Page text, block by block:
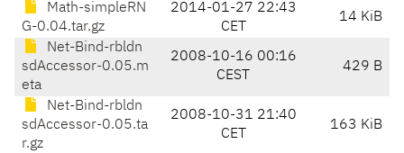
Math-simpleRN
G-0.04.tar.gz
2014-01-27 22:43
CET
14 KiB
Net-Bind-rbldn
sdAccessor-0.05.m
eta
2008-10-16 00:16
CEST
429 B
Net-Bind-rbldn
sdAccessor-0.05.ta
r.gz
2008-10-31 21:40
CET
163 KiB